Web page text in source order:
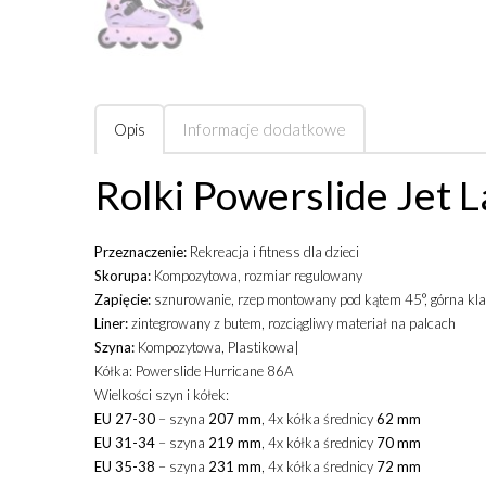
Opis Informacje dodatkowe
Rolki Powerslide Jet
Przeznaczenie: Rekreacja i fitness dla dzieci
Skorupa: Kompozytowa, rozmiar regulowany
Zapięcie: sznurowanie, rzep montowany pod kątem 45°, górna
Liner:zintegrowany z butem, rozciągliwy materiał na palcach
Szyna: Kompozytowa, Plastikowa|
Kółka: Powerslide Hurricane 86A
Wielkości szyn i kółek:
EU 27-30 – szyna 207 mm , 4x kółka średnicy62 mm
EU 31-34 – szyna 219 mm , 4x kółka średnicy 70 mm
EU 35-38 – szyna 231 mm , 4x kółka średnicy 72 mm